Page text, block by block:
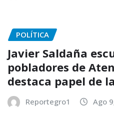
POLÍTICA
Javier Saldaña
pobladores de
destaca papel de
Reportegro1 Ago